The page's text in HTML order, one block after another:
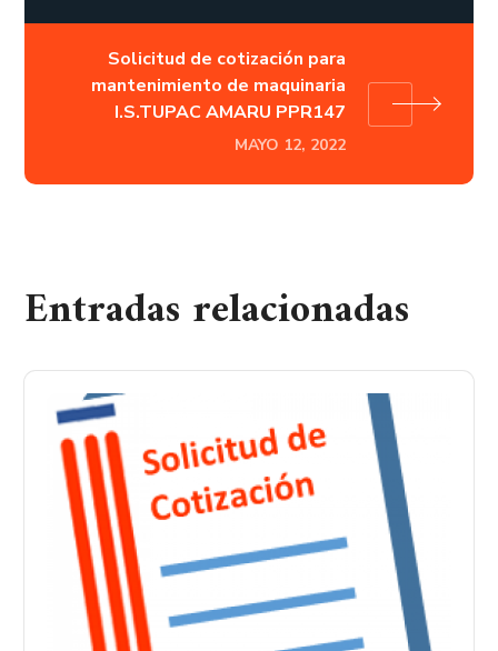
Solicitud de cotización para
mantenimiento de maquinaria
I.S.TUPAC AMARU PPR147
MAYO 12, 2022
Entradas relacionadas